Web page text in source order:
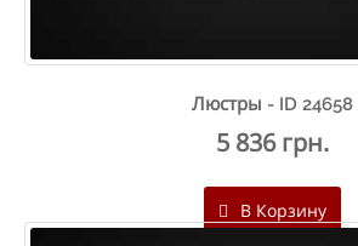
Люстры - ID 24658
5 836 грн.
В Корзину